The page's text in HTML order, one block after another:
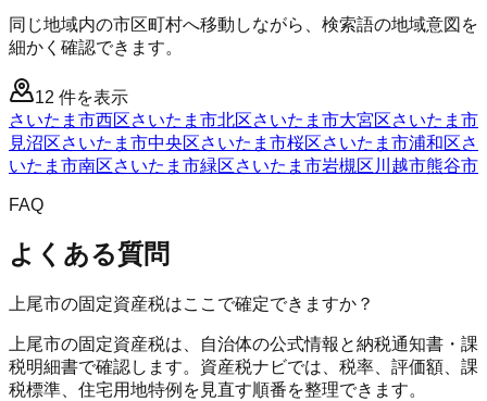
同じ地域内の市区町村へ移動しながら、検索語の地域意図を
細かく確認できます。
12 件を表示
さいたま市西区さいたま市北区さいたま市大宮区さいたま市
見沼区さいたま市中央区さいたま市桜区さいたま市浦和区さ
いたま市南区さいたま市緑区さいたま市岩槻区 川越市熊谷市
FAQ
よくある質問
上尾市の固定資産税はここで確定できますか？
上尾市の固定資産税は、自治体の公式情報と納税通知書・課
税明細書で確認します。資産税ナビでは、税率、評価額、課
税標準、住宅用地特例を見直す順番を整理できます。